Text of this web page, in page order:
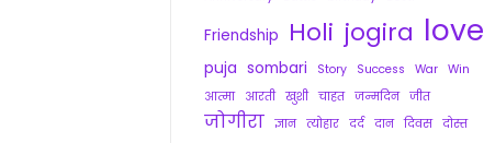
Friendship Holi jogira love
puja sombari Story Success War
Win
आत्मा
आरती खुशी चाहत जन्मदिन जीत
जोगीरा ज्ञान त्योहार दर्द दान दिवस दोस्त